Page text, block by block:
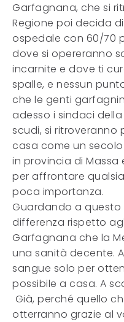
Garfagnana, che si
Regione poi decida
ospedale con 60/70
dove si opereranno
incarnite e dove ti
spalle, e nessun
che le genti
adesso i sindaci
scudi, si ritroveranno
casa come un
in provincia di
per affrontare
poca importanza.
Guardando a questo
differenza rispetto
Garfagnana che la
una sanità decente.
sangue solo per
possibile a casa. A
Già, perché quello
otterranno grazie al